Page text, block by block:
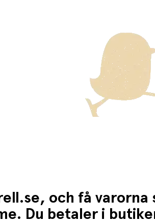
Posten/Brings tjänst
varor visas i kassan.
och få
Du betaler i